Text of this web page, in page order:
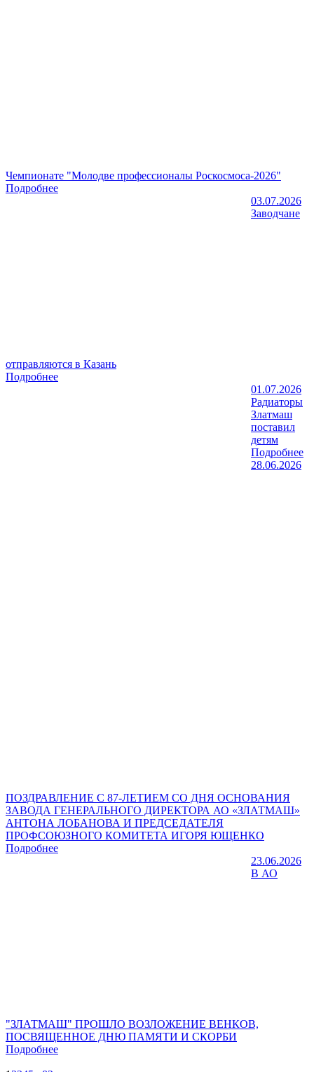
Чемпионате "Молодве профессионалы Роскосмоса-2026"
Подробнее
03.07.2026
Заводчане
отправляются в Казань
Подробнее
01.07.2026
Радиаторы
Златмаш
поставил
детям
Подробнее
28.06.2026
ПОЗДРАВЛЕНИЕ С 87-ЛЕТИЕМ СО ДНЯ ОСНОВАНИЯ
ЗАВОДА ГЕНЕРАЛЬНОГО ДИРЕКТОРА АО «ЗЛАТМАШ»
АНТОНА ЛОБАНОВА И ПРЕДСЕДАТЕЛЯ
ПРОФСОЮЗНОГО КОМИТЕТА ИГОРЯ ЮЩЕНКО
Подробнее
23.06.2026
В АО
"ЗЛАТМАШ" ПРОШЛО ВОЗЛОЖЕНИЕ ВЕНКОВ,
ПОСВЯЩЕННОЕ ДНЮ ПАМЯТИ И СКОРБИ
Подробнее